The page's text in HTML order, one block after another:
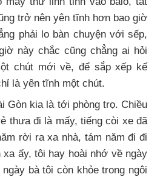
trở nên yên tĩnh hơn bao giờ
phải lo bàn chuyện với sếp,
này chắc cũng chẳng ai hỏi
chút mới về, để sắp xếp kế
là yên tĩnh một chút.
Gòn kia là tới phòng trọ. Chiều
thưa đi là mấy, tiếng còi xe đã
rời ra xa nhà, tám năm đi đi
ấy, tôi hay hoài nhớ về ngày
bà tôi còn khỏe trong ngôi